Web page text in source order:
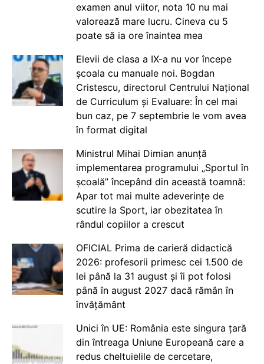
examen anul viitor, nota 10 nu mai
valorează mare lucru. Cineva cu 5
poate să ia ore înaintea mea
Elevii de clasa a IX-a nu vor începe
școala cu manuale noi. Bogdan
Cristescu, directorul Centrului Național
de Curriculum și Evaluare: În cel mai
bun caz, pe 7 septembrie le vom avea
în format digital
Ministrul Mihai Dimian anunță
implementarea programului „Sportul în
școală” începând din această toamnă:
Apar tot mai multe adeverințe de
scutire la Sport, iar obezitatea în
rândul copiilor a crescut
OFICIAL Prima de carieră didactică
2026: profesorii primesc cei 1.500 de
lei până la 31 august și îi pot folosi
până în august 2027 dacă rămân în
învățământ
Unici în UE: România este singura țară
din întreaga Uniune Europeană care a
redus cheltuielile de cercetare,